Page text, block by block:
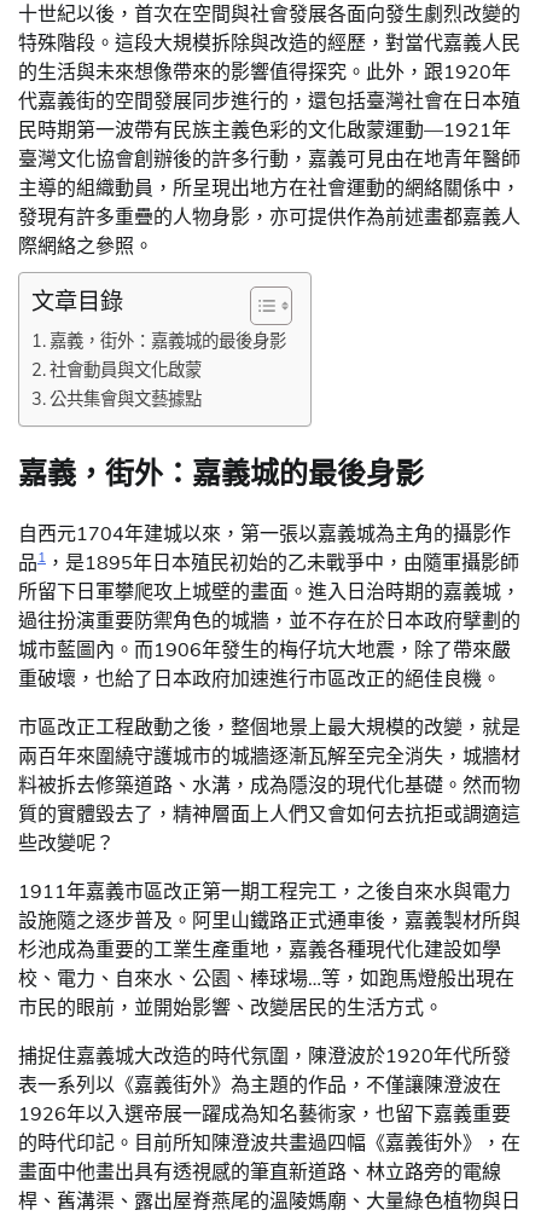
十世紀以後，首次在空間與社會發展各面向發生劇烈改變的
特殊階段。這段大規模拆除與改造的經歷，對當代嘉義人民
的生活與未來想像帶來的影響值得探究。此外，跟1920年
代嘉義街的空間發展同步進行的，還包括臺灣社會在日本殖
民時期第一波帶有民族主義色彩的文化啟蒙運動—1921年
臺灣文化協會創辦後的許多行動，嘉義可見由在地青年醫師
主導的組織動員，所呈現出地方在社會運動的網絡關係中，
發現有許多重疊的人物身影，亦可提供作為前述畫都嘉義人
際網絡之參照。
文章目錄
嘉義，街外：嘉義城的最後身影
社會動員與文化啟蒙
公共集會與文藝據點
嘉義，街外：嘉義城的最後身影
自西元1704年建城以來，第一張以嘉義城為主角的攝影作
品1 ，是1895年日本殖民初始的乙未戰爭中，由隨軍攝影師
所留下日軍攀爬攻上城壁的畫面。進入日治時期的嘉義城，
過往扮演重要防禦角色的城牆，並不存在於日本政府擘劃的
城市藍圖內。而1906年發生的梅仔坑大地震，除了帶來嚴
重破壞，也給了日本政府加速進行市區改正的絕佳良機。
市區改正工程啟動之後，整個地景上最大規模的改變，就是
兩百年來圍繞守護城市的城牆逐漸瓦解至完全消失，城牆材
料被拆去修築道路、水溝，成為隱沒的現代化基礎。然而物
質的實體毀去了，精神層面上人們又會如何去抗拒或調適這
些改變呢？
1911年嘉義市區改正第一期工程完工，之後自來水與電力
設施隨之逐步普及。阿里山鐵路正式通車後，嘉義製材所與
杉池成為重要的工業生產重地，嘉義各種現代化建設如學
校、電力、自來水、公園、棒球場…等，如跑馬燈般出現在
市民的眼前，並開始影響、改變居民的生活方式。
捕捉住嘉義城大改造的時代氛圍，陳澄波於1920年代所發
表一系列以《嘉義街外》為主題的作品，不僅讓陳澄波在
1926年以入選帝展一躍成為知名藝術家，也留下嘉義重要
的時代印記。目前所知陳澄波共畫過四幅《嘉義街外》，在
畫面中他畫出具有透視感的筆直新道路、林立路旁的電線
桿、舊溝渠、露出屋脊燕尾的溫陵媽廟、大量綠色植物與日